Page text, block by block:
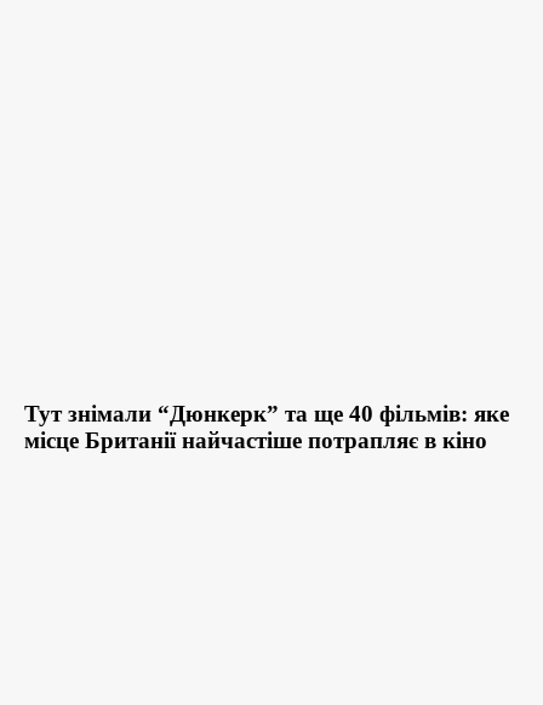
Тут знімали “Дюнкерк” та ще 40 фільмів: яке
місце Британії найчастіше потрапляє в кіно